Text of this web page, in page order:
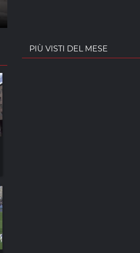
PIÙ VISTI DEL MESE